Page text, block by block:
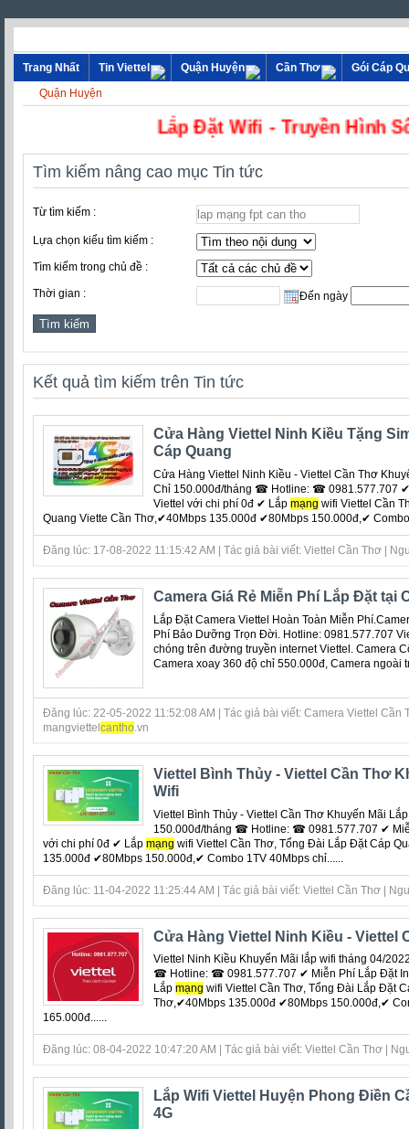
Trang Nhất Tin Viettel Quận Huyện Cần Thơ
Gói Cáp
Quận Huyện
Lắp Đặt Wifi - Truyền
Tìm kiếm nâng cao mục Tin tức
Từ tìm kiếm :
Lựa chọn kiểu tìm kiếm :
Tìm kiếm trong chủ đề :
Thời gian : Đến ngày
Kết quả tìm kiếm trên Tin tức
Cửa Hàng Viettel Ninh Kiều Tặng
Cáp Quang
Cửa Hàng Viettel Ninh Kiều - Viettel Cần Thơ
Chỉ 150.000đ/tháng ☎ Hotline: ☎ 0981.577.707 ✔
Viettel với chi phí 0đ ‎✔ Lắp mạng wifi Viettel Cần
Quang Viette Cần Thơ,✔40Mbps 135.000đ ✔80Mbps 150.000đ,✔ Combo
Đăng lúc: 17-08-2022 11:15:42 AM | Tác giả bài viết: Viettel Cần Thơ |
Camera Giá Rẻ Miễn Phí Lắp Đặt tại
Lắp Đặt Camera Viettel Hoàn Toàn Miễn
Phí Bảo Dưỡng Trọn Đời. Hotline: 0981.577.707
chóng trên đường truyền internet Viettel. Camera
Camera xoay 360 độ chỉ 550.000đ, Camera ngoài
Đăng lúc: 22-05-2022 11:52:08 AM | Tác giả bài viết: Camera Viettel Cần
mangviettelcantho .vn
Viettel Bình Thủy - Viettel Cần Thơ
Wifi
Viettel Bình Thủy - Viettel Cần Thơ Khuyến Mãi
150.000đ/tháng ☎ Hotline: ☎ 0981.577.707 ✔
với chi phí 0đ ‎✔ Lắp mạng wifi Viettel Cần Thơ, Tổng Đài Lắp Đặt Cáp
135.000đ ✔80Mbps 150.000đ,✔ Combo 1TV 40Mbps chỉ......
Đăng lúc: 11-04-2022 11:25:44 AM | Tác giả bài viết: Viettel Cần Thơ |
Cửa Hàng Viettel Ninh Kiều - Viettel
Viettel Ninh Kiều Khuyến Mãi lắp wifi tháng 04/
☎ Hotline: ☎ 0981.577.707 ✔ Miễn Phí Lắp Đặt
Lắp mạng wifi Viettel Cần Thơ, Tổng Đài Lắp Đặt
Thơ,✔40Mbps 135.000đ ✔80Mbps 150.000đ,✔
165.000đ......
Đăng lúc: 08-04-2022 10:47:20 AM | Tác giả bài viết: Viettel Cần Thơ |
Lắp Wifi Viettel Huyện Phong Điền
4G